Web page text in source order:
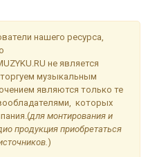
нашего ресурса,
не является
музыкальным
являются только те
которых
для монтирования и
продукция приобретаться
)